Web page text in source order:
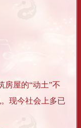
房屋的“动土”不
现今社会上多已